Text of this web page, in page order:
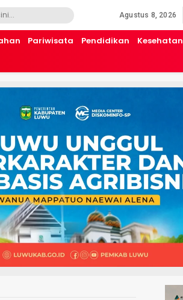
Agustus 8, 2026
Pariwisata Pendidikan Kesehatan